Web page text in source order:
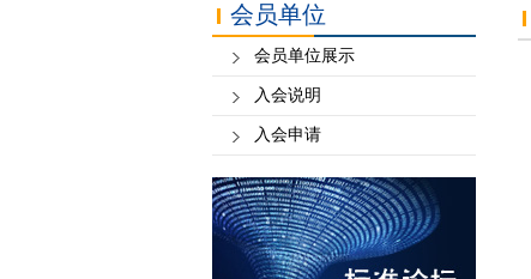
会员单位
会员单位展示
入会说明
入会申请